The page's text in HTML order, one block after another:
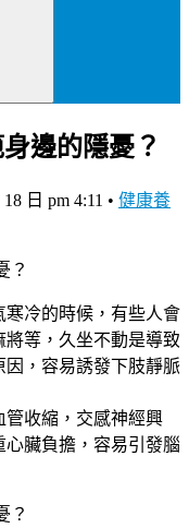
邊的隱憂？
日 pm 4:11 • 健康養
冷的時候，有些人會
等，久坐不動是導致
，容易誘發下肢靜脈
管收縮，交感神經興
臟負擔，容易引發腦